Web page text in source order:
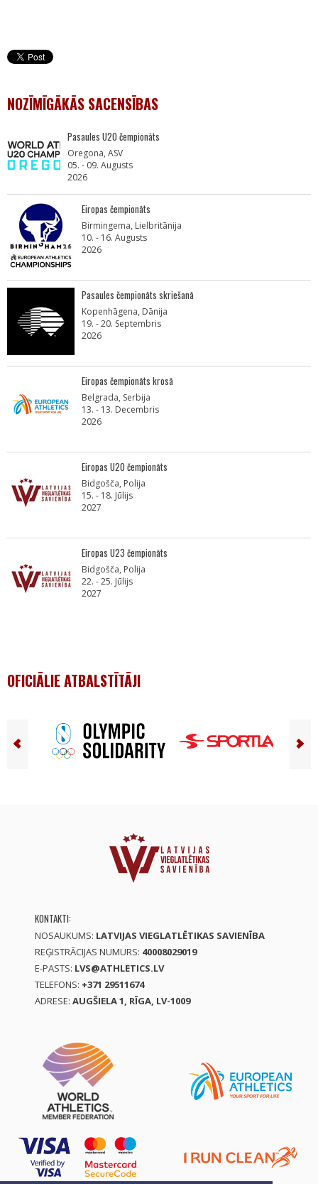
NOZĪMĪGĀKĀS SACENSĪBAS
Pasaules U20 čempionāts
Oregona, ASV
05. - 09. Augusts
2026
Eiropas čempionāts
Birmingema, Lielbritānija
10. - 16. Augusts
2026
Pasaules čempionāts skriešanā
Kopenhāgena, Dānija
19. - 20. Septembris
2026
Eiropas čempionāts krosā
Belgrada, Serbija
13. - 13. Decembris
2026
Eiropas U20 čempionāts
Bidgošča, Polija
15. - 18. Jūlijs
2027
Eiropas U23 čempionāts
Bidgošča, Polija
22. - 25. Jūlijs
2027
OFICIĀLIE ATBALSTĪTĀJI
KONTAKTI:
NOSAUKUMS: LATVIJAS VIEGLATLĒTIKAS SAVIENĪBA
REĢISTRĀCIJAS NUMURS: 40008029019
E-PASTS: LVS@ATHLETICS.LV
TELEFONS: +371 29511674
ADRESE: AUGŠIELA 1, RĪGA, LV-1009